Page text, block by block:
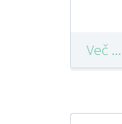
Več ...